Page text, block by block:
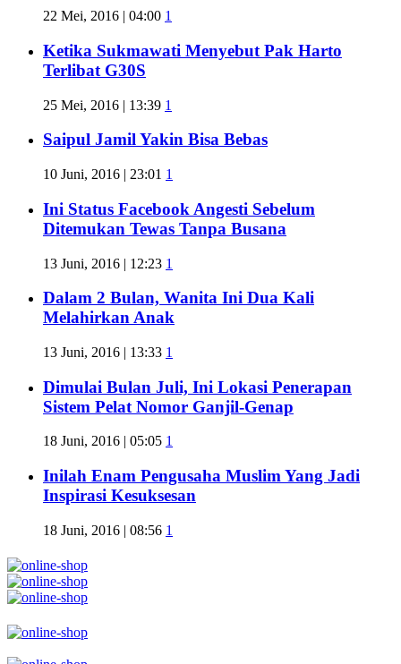
22 Mei, 2016 | 04:00 1
Ketika Sukmawati Menyebut Pak Harto
Terlibat G30S
25 Mei, 2016 | 13:39 1
Saipul Jamil Yakin Bisa Bebas
10 Juni, 2016 | 23:01 1
Ini Status Facebook Angesti Sebelum
Ditemukan Tewas Tanpa Busana
13 Juni, 2016 | 12:23 1
Dalam 2 Bulan, Wanita Ini Dua Kali
Melahirkan Anak
13 Juni, 2016 | 13:33 1
Dimulai Bulan Juli, Ini Lokasi Penerapan
Sistem Pelat Nomor Ganjil-Genap
18 Juni, 2016 | 05:05 1
Inilah Enam Pengusaha Muslim Yang Jadi
Inspirasi Kesuksesan
18 Juni, 2016 | 08:56 1